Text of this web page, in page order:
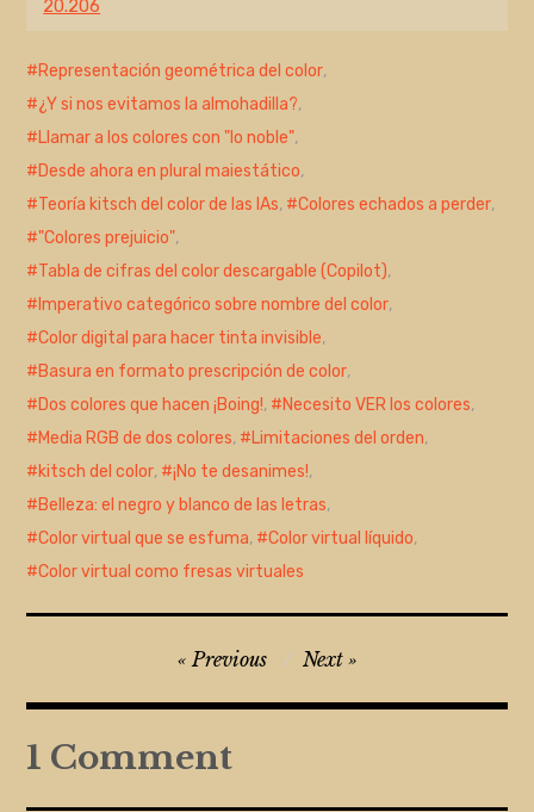
20.206
Representación geométrica del color,
¿Y si nos evitamos la almohadilla?,
Llamar a los colores con "lo noble",
Desde ahora en plural maiestático,
Teoría kitsch del color de las IAs, Colores echados a perder,
"Colores prejuicio",
Tabla de cifras del color descargable (Copilot),
Imperativo categórico sobre nombre del color,
Color digital para hacer tinta invisible,
Basura en formato prescripción de color,
Dos colores que hacen ¡Boing!, Necesito VER los colores,
Media RGB de dos colores, Limitaciones del orden,
kitsch del color, ¡No te desanimes!,
Belleza: el negro y blanco de las letras,
Color virtual que se esfuma, Color virtual líquido,
Color virtual como fresas virtuales
Navegación
de
entradas
Previous Next
1 Comment